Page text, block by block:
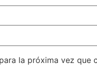
la próxima vez que